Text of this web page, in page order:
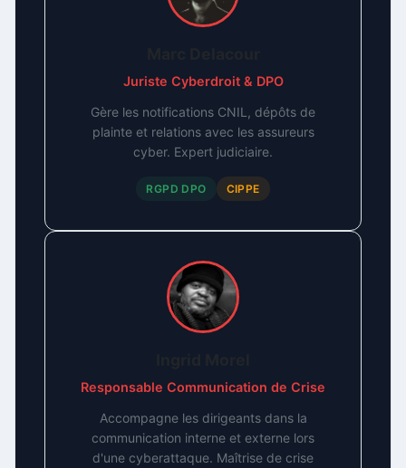
Juriste Cyberdroit & DPO
Gère les notifications CNIL, dépôts de
plainte et relations avec les assureurs
cyber. Expert judiciaire.
RGPD DPO CIPPE
Responsable Communication de Crise
Accompagne les dirigeants dans la
communication interne et externe lors
d'une cyberattaque. Maîtrise de crise